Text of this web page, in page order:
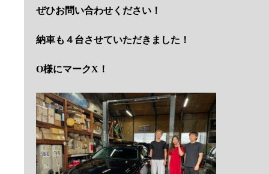
ぜひお問い合わせください！
納車も４台させていただきました！
O様にマークX！